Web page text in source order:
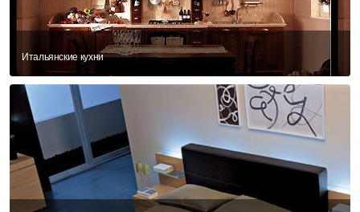
Итальянские кухни